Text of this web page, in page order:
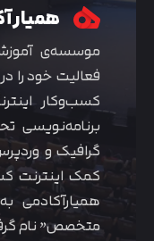
همیار
فعالیت خود را
کسب‌و‌کار
گرافیک و
کمک اینترنت
همیارآکادمی
متخصص” نام